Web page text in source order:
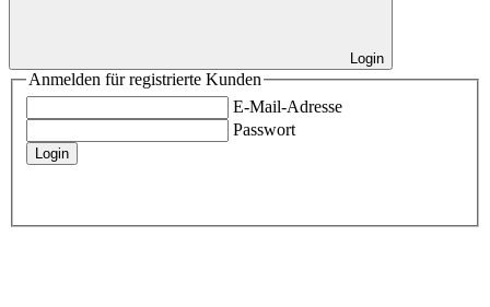
Login
Anmelden für registrierte Kunden
E-Mail-Adresse
Passwort
Login